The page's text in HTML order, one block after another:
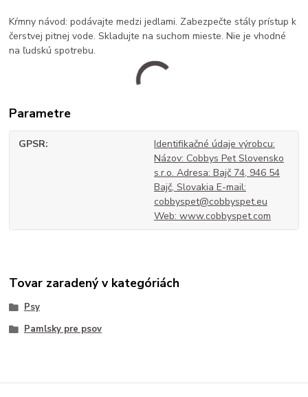
Kŕmny návod: podávajte medzi jedlami. Zabezpečte stály prístup k
čerstvej pitnej vode. Skladujte na suchom mieste. Nie je vhodné
na ľudskú spotrebu.
Parametre
GPSR
Identifikačné údaje výrobcu:
Názov: Cobbys Pet Slovensko
s.r.o. Adresa: Bajč 74, 946 54
Bajč, Slovakia E-mail:
cobbyspet@cobbyspet.eu
Web: www.cobbyspet.com
Tovar zaradený v kategóriách
Psy
Pamlsky pre psov